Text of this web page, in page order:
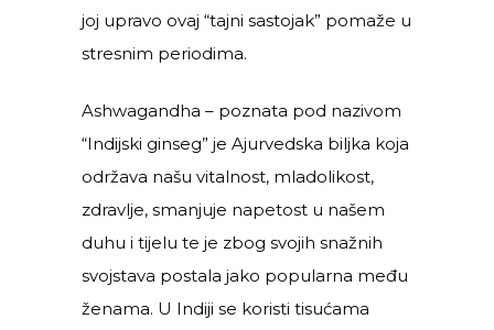
joj upravo ovaj “tajni sastojak” pomaže u
stresnim periodima.
Ashwagandha – poznata pod nazivom
“Indijski ginseg” je Ajurvedska biljka koja
održava našu vitalnost, mladolikost,
zdravlje, smanjuje napetost u našem
duhu i tijelu te je zbog svojih snažnih
svojstava postala jako popularna među
ženama. U Indiji se koristi tisućama